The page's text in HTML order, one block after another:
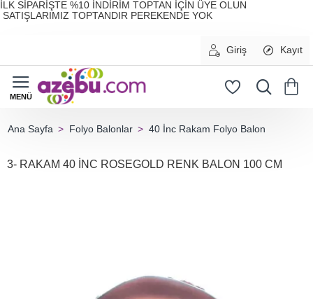
İLK SİPARİŞTE %10 İNDİRİM TOPTAN İÇİN ÜYE OLUN
SATIŞLARIMIZ TOPTANDIR PEREKENDE YOK
Giriş Kayıt
Folyo Balonlar 40 İnc Rakam Folyo Balon
3- RAKAM 40 İNC ROSEGOLD RENK BALON 100 CM